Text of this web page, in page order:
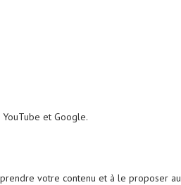
et Google.
votre contenu et à le proposer au